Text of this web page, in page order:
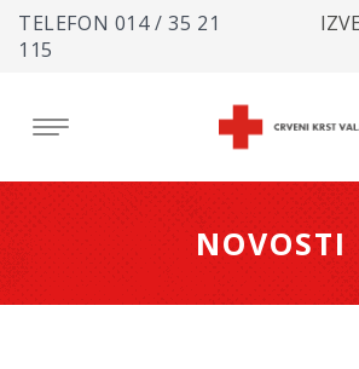
TELEFON 014 / 35 21
115
NOVOSTI